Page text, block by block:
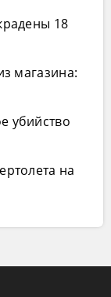
18
магазина:
убийство
на